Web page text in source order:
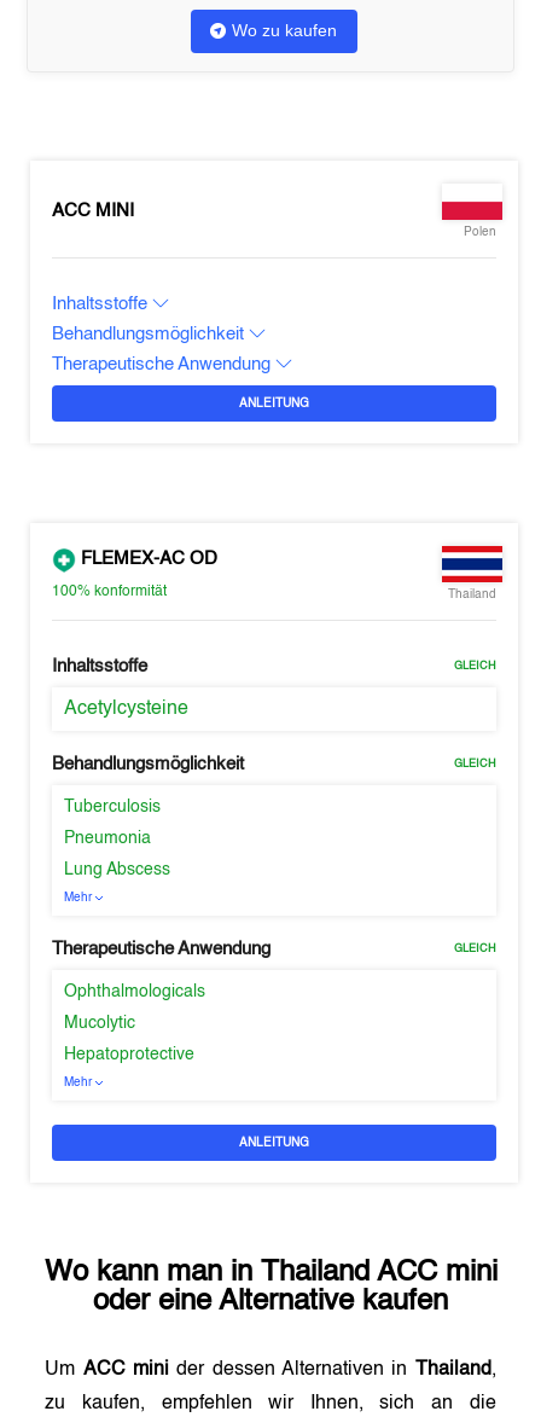
Wo zu kaufen
ACC MINI
Polen
Inhaltsstoffe
Behandlungsmöglichkeit
Therapeutische Anwendung
ANLEITUNG
FLEMEX-AC OD
100% konformität Thailand
Inhaltsstoffe GLEICH
Acetylcysteine
Behandlungsmöglichkeit GLEICH
Tuberculosis
Pneumonia
Lung Abscess
Mehr
Therapeutische Anwendung GLEICH
Ophthalmologicals
Mucolytic
Hepatoprotective
Mehr
ANLEITUNG
Wo kann man in Thailand ACC mini
oder eine Alternative kaufen
Um ACC mini der dessen Alternativen in Thailand,
zu kaufen, empfehlen wir Ihnen, sich an die